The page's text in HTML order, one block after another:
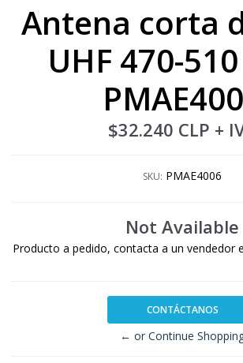
Antena corta
UHF 470-
$32.240 CLP +
SKU: PMAE4006
Not Available
Producto a pedido, contacta a un vendedor
CONTÁCTANOS
← or Continue